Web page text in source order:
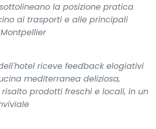
la posizione pratica
ai trasporti e alle principali
riceve feedback elogiativi
mediterranea deliziosa,
prodotti freschi e locali, in un